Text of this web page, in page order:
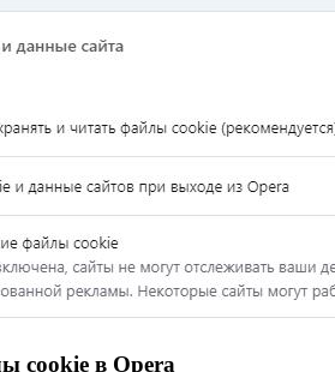
cookie в Opera